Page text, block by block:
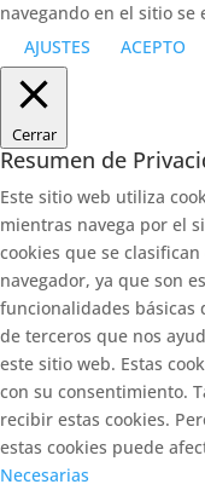
navegando en el sitio
AJUSTES
ACEPTO
Cerrar
Resumen de
Este sitio web utiliza
mientras navega por el
cookies que se
navegador, ya que son
funcionalidades básicas
de terceros que nos
este sitio web. Estas
con su consentimiento.
recibir estas cookies.
estas cookies puede
Necesarias